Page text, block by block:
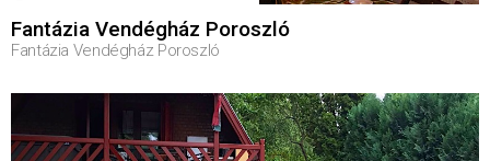
Fantázia Vendégház Poroszló
Fantázia Vendégház Poroszló